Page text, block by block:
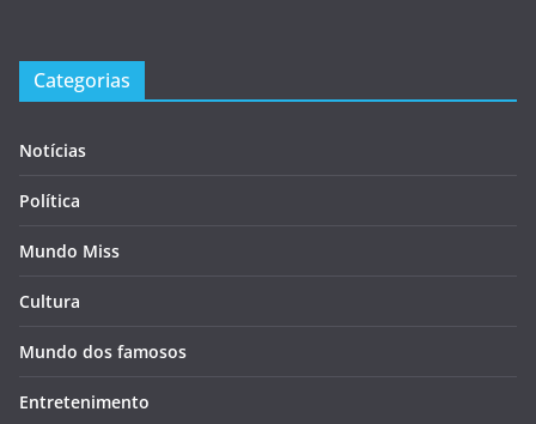
Categorias
Notícias
Política
Mundo Miss
Cultura
Mundo dos famosos
Entretenimento